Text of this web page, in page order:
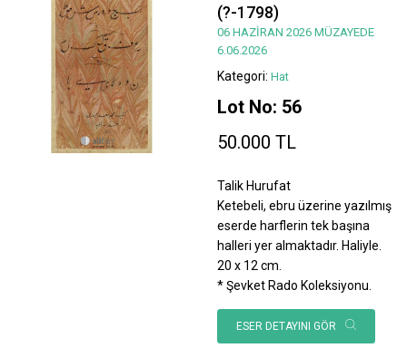
(?-1798)
06 HAZİRAN 2026 MÜZAYEDE
6.06.2026
Kategori: Hat
Lot No: 56
50.000 TL
Talik Hurufat
Ketebeli, ebru üzerine yazılmış
eserde harflerin tek başına
halleri yer almaktadır. Haliyle.
20 x 12 cm.
* Şevket Rado Koleksiyonu.
ESER DETAYINI GÖR